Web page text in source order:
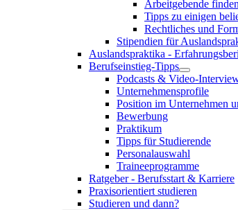
Arbeitgebende
Tipps zu einigen
Rechtliches und
Stipendien für
Auslandspraktika -
Berufseinstieg-Tipps
Podcasts & Video-
Unternehmensprofile
Position im Unternehmen
Bewerbung
Praktikum
Tipps für Studierende
Personalauswahl
Traineeprogramme
Ratgeber - Berufsstart & Karriere
Praxisorientiert studieren
Studieren und dann?